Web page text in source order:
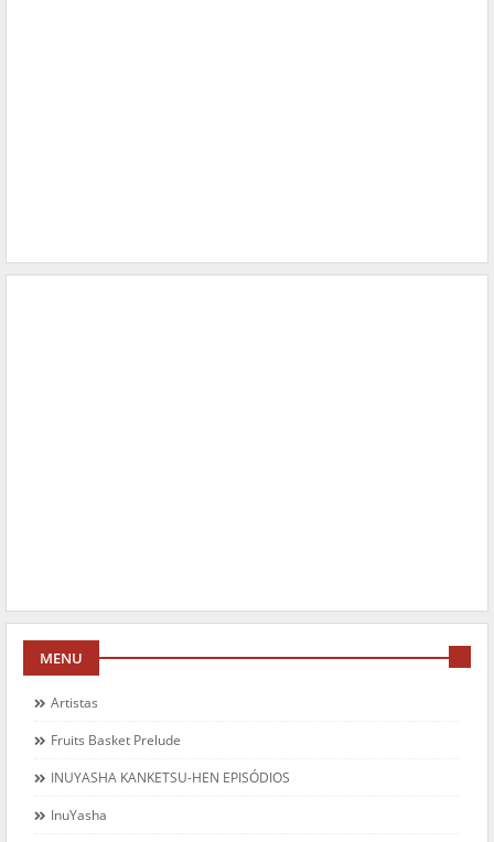
MENU
Artistas
Fruits Basket Prelude
INUYASHA KANKETSU-HEN EPISÓDIOS
InuYasha